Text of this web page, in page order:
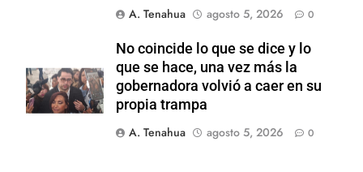
A. Tenahua agosto 5, 2026 0
No coincide lo que se dice y lo
que se hace, una vez más la
gobernadora volvió a caer en su
propia trampa
A. Tenahua
agosto 5, 2026 0